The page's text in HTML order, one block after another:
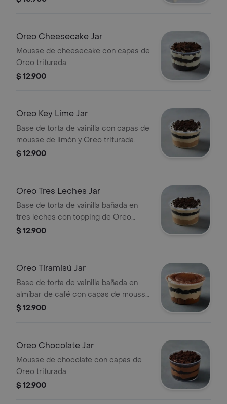
Oreo Cheesecake Jar
Mousse de cheesecake con capas de
Oreo triturada.
$ 12.900
Oreo Key Lime Jar
Base de torta de vainilla con capas de
mousse de limón y Oreo triturada.
$ 12.900
Oreo Tres Leches Jar
Base de torta de vainilla bañada en
tres leches con topping de Oreo
triturada.
$ 12.900
Oreo Tiramisú Jar
Base de torta de vainilla bañada en
almíbar de café con capas de mousse
de tiramisú y Oreo.
$ 12.900
Oreo Chocolate Jar
Mousse de chocolate con capas de
Oreo triturada.
$ 12.900